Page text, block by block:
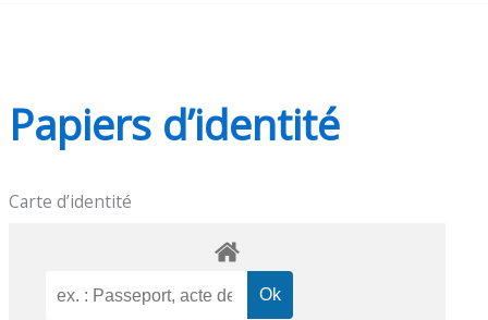
Papiers d’identité
Carte d’identité